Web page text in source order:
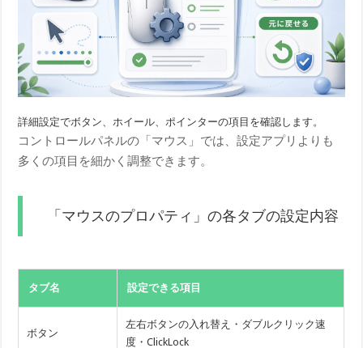
詳細設定でボタン、ホイール、ポインターの項目を確認します。
コントロールパネルの「マウス」では、設定アプリよりも
多くの項目を細かく調整できます。
「マウスのプロパティ」の各タブの設定内容
タブ名 設定できる項目
ボタン
左右ボタンの入れ替え・ダブルクリック速
度・ClickLock